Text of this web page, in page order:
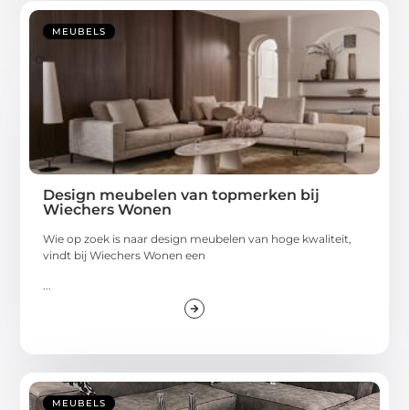
MEUBELS
Design meubelen van topmerken bij
Wiechers Wonen
Wie op zoek is naar design meubelen van hoge kwaliteit,
vindt bij Wiechers Wonen een
MEUBELS